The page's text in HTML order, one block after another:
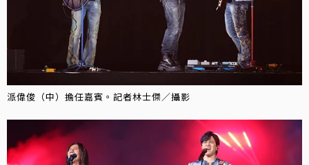
派偉俊（中）擔任嘉賓。記者林士傑／攝影